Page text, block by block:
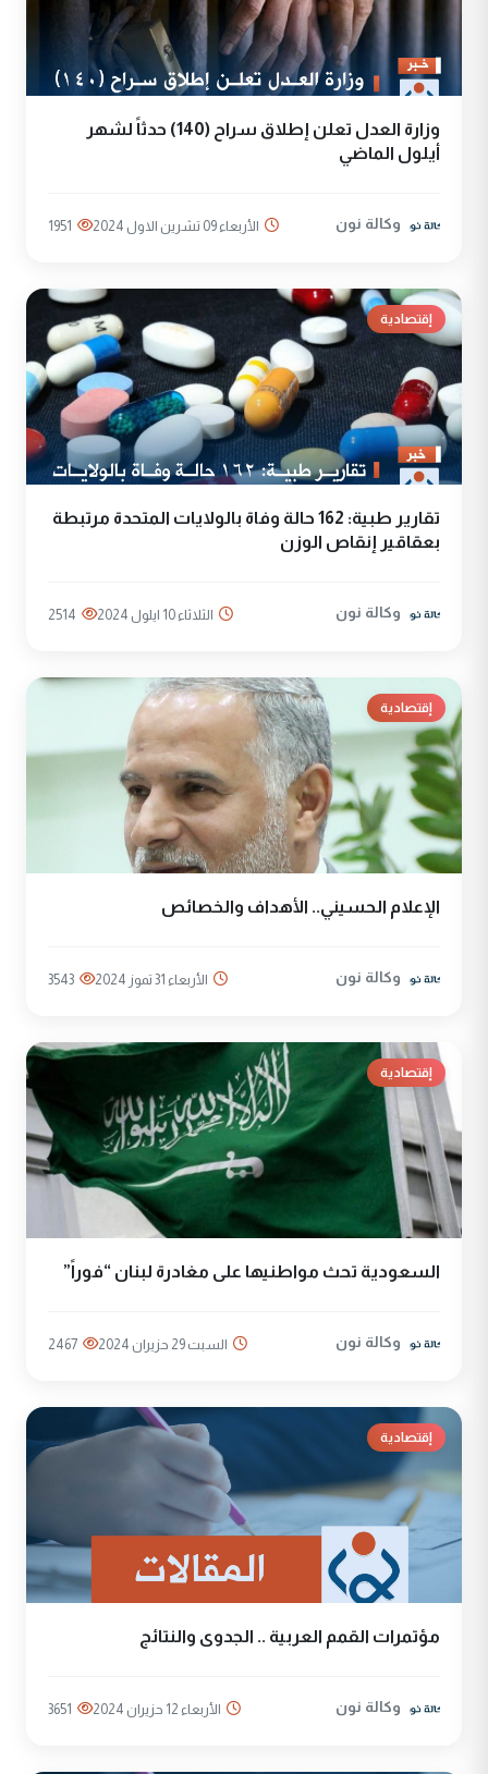
وزارة العدل تعلن إطلاق سراح (140) حدثاً لشهر
أيلول الماضي
وكالة نون الأربعاء 09 تشرين الاول 2024 1951
إقتصادية
تقارير طبية: 162 حالة وفاة بالولايات المتحدة مرتبطة
بعقاقير إنقاص الوزن
وكالة نون الثلاثاء 10 ايلول 2024 2514
إقتصادية
الإعلام الحسيني.. الأهداف والخصائص
وكالة نون الأربعاء 31 تموز 2024 3543
إقتصادية
السعودية تحث مواطنيها على مغادرة لبنان “فوراً”
وكالة نون السبت 29 حزيران 2024 2467
إقتصادية
مؤتمرات القمم العربية .. الجدوى والنتائج
وكالة نون الأربعاء 12 حزيران 2024 3651